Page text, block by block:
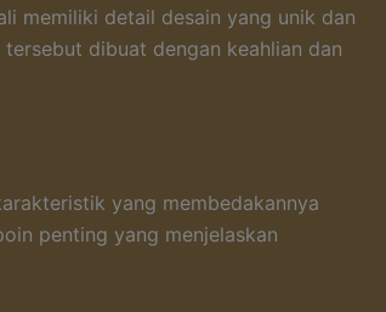
memiliki detail desain yang unik dan
dibuat dengan keahlian dan
yang membedakannya
penting yang menjelaskan